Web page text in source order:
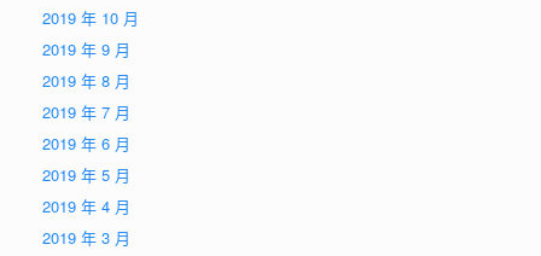
2019 年 10 月
2019 年 9 月
2019 年 8 月
2019 年 7 月
2019 年 6 月
2019 年 5 月
2019 年 4 月
2019 年 3 月